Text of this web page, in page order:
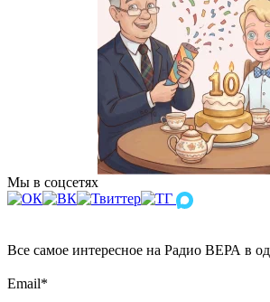
Мы в соцсетях
Все самое интересное на Радио ВЕРА в
Email*